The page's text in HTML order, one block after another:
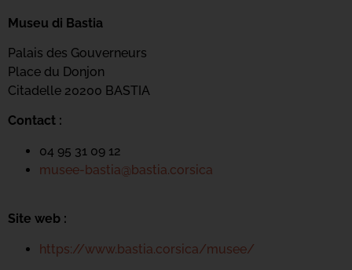
Museu di Bastia
Palais des Gouverneurs
Place du Donjon
Citadelle 20200 BASTIA
Contact :
04 95 31 09 12
musee-bastia@bastia.corsica
Site web :
https://www.bastia.corsica/musee/